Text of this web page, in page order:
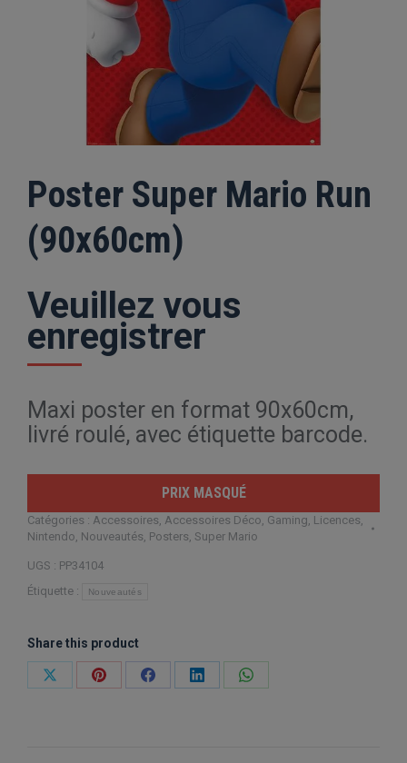
Poster Super Mario Run
(90x60cm)
Veuillez vous
enregistrer
Maxi poster en format 90x60cm,
livré roulé, avec étiquette barcode.
PRIX MASQUÉ
Catégories : Accessoires, Accessoires Déco, Gaming, Licences,
Nintendo, Nouveautés, Posters, Super Mario
UGS : PP34104
Étiquette :
Nouveautés
Share this product
PartagerPartagerPartagerPartagerPartager